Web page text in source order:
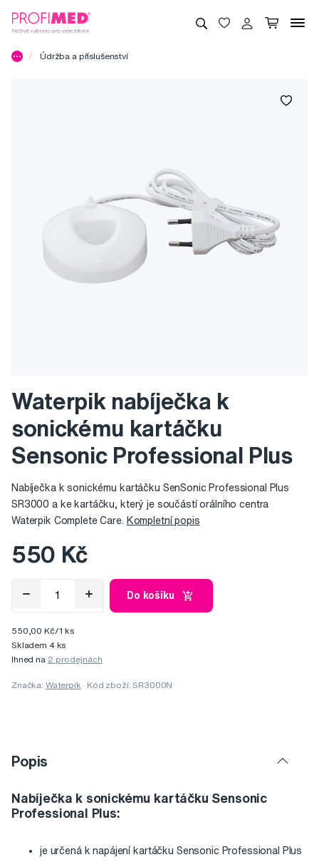
Údržba a příslušenství
Waterpik nabíječka k
sonickému kartáčku
Sensonic Professional Plus
Nabíječka k sonickému kartáčku SenSonic Professional Plus
SR3000 a ke kartáčku, který je součástí orálního centra
Waterpik Complete Care. Kompletní popis
550 Kč
Do košíku
550,00 Kč/1 ks
Skladem 4 ks
Ihned na 2 prodejnách
Značka: Waterpik Kód zboží: SR3000N
Popis
Nabíječka k sonickému kartáčku Sensonic
Professional Plus:
je určená k napájení kartáčku Sensonic Professional Plus